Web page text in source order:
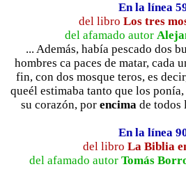
En la línea
del libro Los tres
del afamado autor
... Además, había pescado dos
hombres ca paces de matar, cada
fin, con dos mosque teros, es
queél estimaba tanto que los
su corazón, por encimade todos
En la línea
del libro La Biblia
del afamado autor Tomás